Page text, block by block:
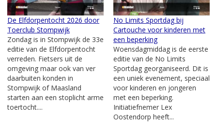
De Elfdorpentocht 2026 door
Toerclub Stompwijk
Zondag is in Stompwijk de 33e
editie van de Elfdorpentocht
verreden. Fietsers uit de
omgeving maar ook van ver
daarbuiten konden in
Stompwijk of Maasland
starten aan een stoplicht arme
toertocht....
No Limits Sportdag bij
Cartouche voor kinderen met
een beperking
Woensdagmiddag is de eerste
editie van de No Limits
Sportdag georganiseerd. Dit is
een uniek evenement, speciaal
voor kinderen en jongeren
met een beperking.
Initiatiefnemer Lex
Oostendorp heeft...